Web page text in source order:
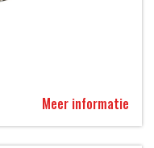
Meer informatie